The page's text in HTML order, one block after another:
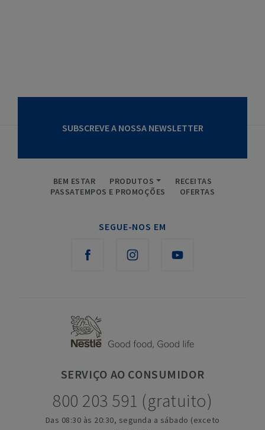
SUBSCREVE A NOSSA NEWSLETTER
BEM ESTAR PRODUTOS
RECEITAS
PASSATEMPOS E PROMOÇÕES
OFERTAS
SEGUE-NOS EM
SERVIÇO AO CONSUMIDOR
800 203 591 (gratuito)
Das 08:30 às 20:30, segunda a sábado (exceto